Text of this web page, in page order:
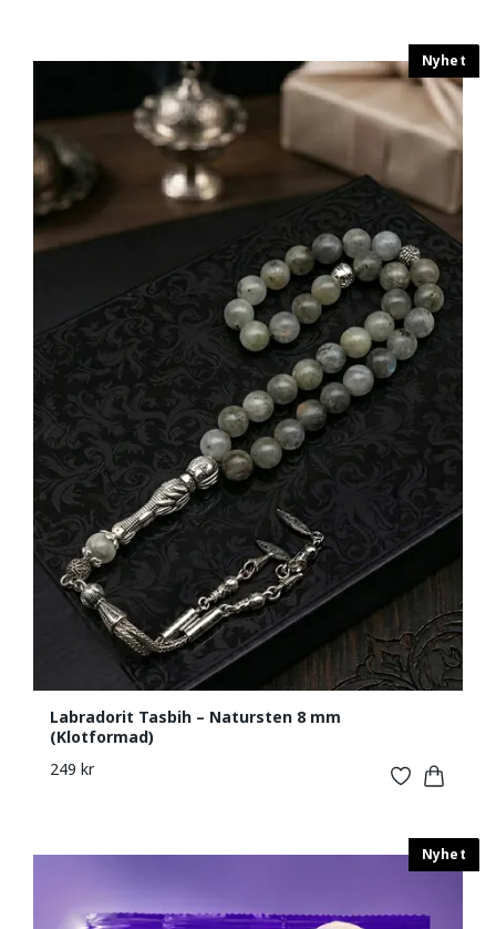
Labradorit Tasbih – Natursten 8 mm
(Klotformad)
249 kr
Nyhet
Nyhet